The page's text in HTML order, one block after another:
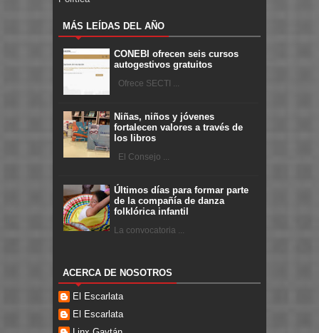
MÁS LEÍDAS DEL AÑO
CONEBI ofrecen seis cursos
autogestivos gratuitos
Ofrece SECTI ...
Niñas, niños y jóvenes
fortalecen valores a través de
los libros
El Consejo ...
Últimos días para formar parte
de la compañía de danza
folklórica infantil
La convocatoria ...
ACERCA DE NOSOTROS
El Escarlata
El Escarlata